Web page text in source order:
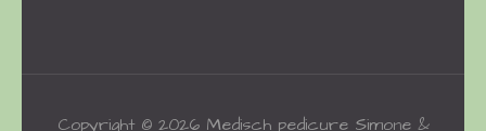
Copyright © 2026 Medisch pedicure Simone &